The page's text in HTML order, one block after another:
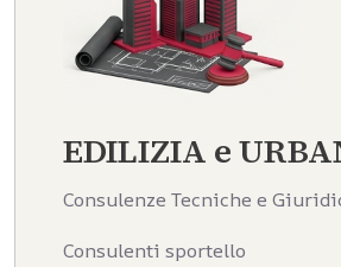
EDILIZIA e
Consulenze Tecniche e
Consulenti sportello